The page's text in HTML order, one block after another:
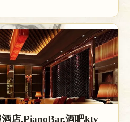
店,PianoBar,酒吧ktv